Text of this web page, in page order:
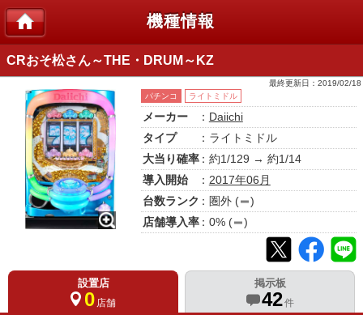
機種情報
CRおそ松さん～THE・DRUM～KZ
最終更新日： 2019/02/18
パチンコ
ライトミドル
メーカー ： Daiichi
タイプ
：ライトミドル
大当り確率：約1/129 → 約1/14
導入開始
： 2017年06月
台数ランク： 圏外(
)
店舗導入率： 0% ( )
設置店
0 店舗
掲示板
42件